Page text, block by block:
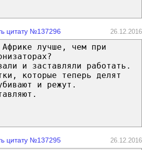
цитату №137296 26.12.2016
лучше, чем при
и заставляли работать.
которые теперь делят
и режут.
цитату №137295 26.12.2016